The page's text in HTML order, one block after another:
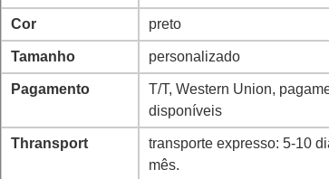
Cor preto
Tamanho personalizado
Pagamento
T/T, Western Union,
disponíveis
Thransport
transporte expresso: 5-10
mês.